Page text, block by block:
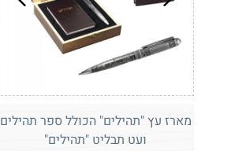
מארז עץ "תהילים" הכולל ספר תהילים
ועט תבליט "תהילים"